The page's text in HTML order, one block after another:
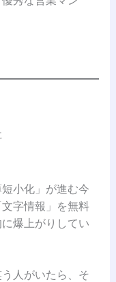
小化」が進む今
字情報」を無料
爆上がりしてい
人がいたら、そ